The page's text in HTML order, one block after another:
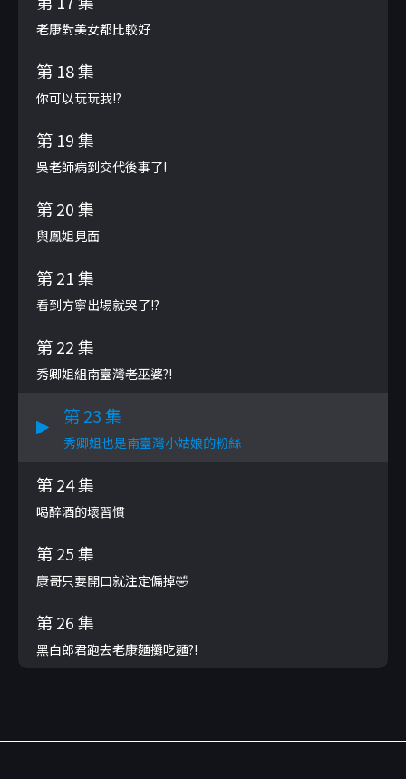
老康對美女都比較好
第 18 集
你可以玩玩我!?
第 19 集
吳老師病到交代後事了!
第 20 集
與鳳姐見面
第 21 集
看到方寧出場就哭了!?
第 22 集
秀卿姐組南臺灣老巫婆?!
第 23 集
秀卿姐也是南臺灣小姑娘的粉絲
第 24 集
喝醉酒的壞習慣
第 25 集
康哥只要開口就注定偏掉🤣
第 26 集
黑白郎君跑去老康麵攤吃麵?!